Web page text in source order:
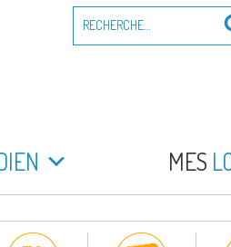
pour
MES